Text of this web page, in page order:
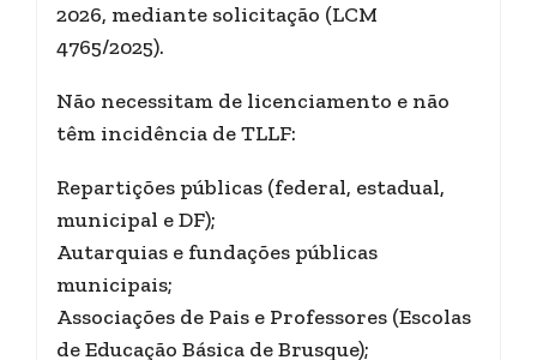
2026, mediante solicitação (LCM
4765/2025).
Não necessitam de licenciamento e não
têm incidência de TLLF:
Repartições públicas (federal, estadual,
municipal e DF);
Autarquias e fundações públicas
municipais;
Associações de Pais e Professores (Escolas
de Educação Básica de Brusque);